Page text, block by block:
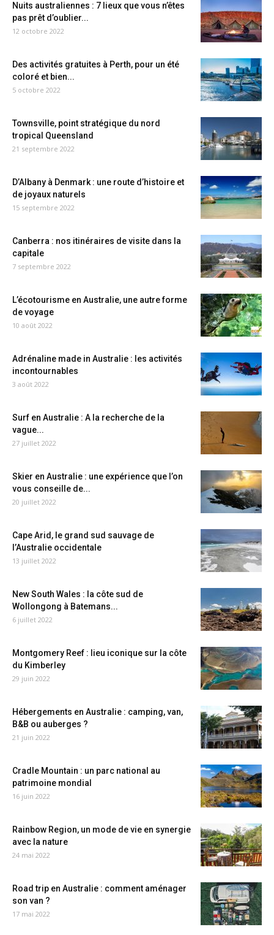
Nuits australiennes : 7 lieux que vous n’êtes
pas prêt d’oublier...
12 octobre 2022
Des activités gratuites à Perth, pour un été
coloré et bien...
5 octobre 2022
Townsville, point stratégique du nord
tropical Queensland
21 septembre 2022
D’Albany à Denmark : une route d’histoire et
de joyaux naturels
15 septembre 2022
Canberra : nos itinéraires de visite dans la
capitale
7 septembre 2022
L’écotourisme en Australie, une autre forme
de voyage
10 août 2022
Adrénaline made in Australie : les activités
incontournables
3 août 2022
Surf en Australie : A la recherche de la
vague...
27 juillet 2022
Skier en Australie : une expérience que l’on
vous conseille de...
20 juillet 2022
Cape Arid, le grand sud sauvage de
l’Australie occidentale
13 juillet 2022
New South Wales : la côte sud de
Wollongong à Batemans...
6 juillet 2022
Montgomery Reef : lieu iconique sur la côte
du Kimberley
29 juin 2022
Hébergements en Australie : camping, van,
B&B ou auberges ?
21 juin 2022
Cradle Mountain : un parc national au
patrimoine mondial
16 juin 2022
Rainbow Region, un mode de vie en synergie
avec la nature
24 mai 2022
Road trip en Australie : comment aménager
son van ?
17 mai 2022